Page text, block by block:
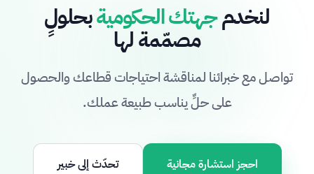
لنخدمجهتك الحكوميةبحلولٍ
مصمّمة لها
تواصل مع خبرائنا لمناقشة احتياجات قطاعك والحصول
على حلٍّ يناسب طبيعة عملك.
احجز استشارة مجانية تحدّث إلى خبير